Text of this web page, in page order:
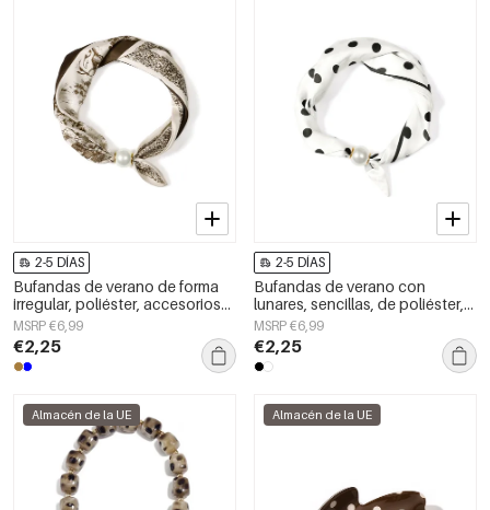
2-5 DÍAS
Bufandas de verano de forma
irregular, poliéster, accesorios
diarios
MSRP €6,99
€2,25
2-5 DÍAS
Bufandas de verano con
lunares, sencillas, de poliéster,
accesorios para el día a día.
MSRP €6,99
€2,25
Almacén de la UE Almacén de la UE